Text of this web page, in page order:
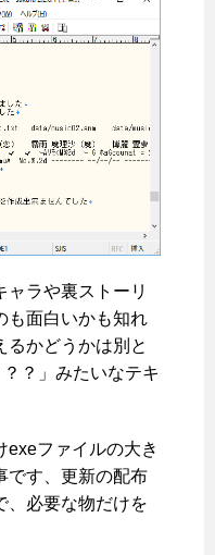
ャラや裏ストーリ
も面白いかも知れ
るかどうかは別と
？」みたいなテキ
exeファイルの大き
です、更新の配布
、必要な物だけを